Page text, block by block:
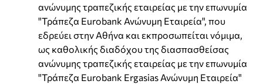
ανώνυμης τραπεζικής εταιρείας με την επωνυμία
"Τράπεζα Eurobank Ανώνυμη Εταιρεία", που
εδρεύει στην Αθήνα και εκπροσωπείται νόμιμα,
ως καθολικής διαδόχου της διασπασθείσας
ανώνυμης τραπεζικής εταιρείας με την επωνυμία
"Τράπεζα Eurobank Ergasias Ανώνυμη Εταιρεία"